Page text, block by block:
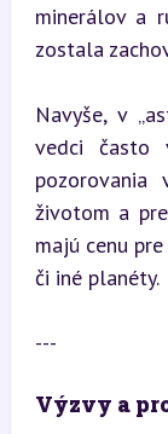
minerálov a
zostala
Navyše, v
vedci často
pozorovania
životom a
majú cenu
či iné planéty.
---
Výzvy a